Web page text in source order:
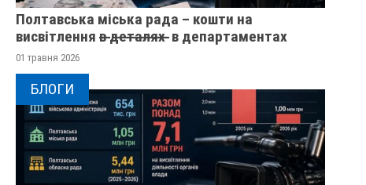
Полтавська міська рада – кошти на
висвітлення в̶ ̶д̶е̶т̶а̶л̶я̶х̶ ̶ в департаментах
01 травня 2026
БЛОГИ